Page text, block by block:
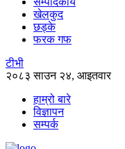
खेलकुद
छड्के
फरक गफ
टीभी
२०८३ साउन २४, आइतवार
हाम्रो बारे
विज्ञापन
सम्पर्क